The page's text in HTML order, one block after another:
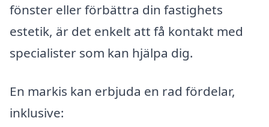
fönster eller förbättra din fastighets
estetik, är det enkelt att få kontakt med
specialister som kan hjälpa dig.
En markis kan erbjuda en rad fördelar,
inklusive: